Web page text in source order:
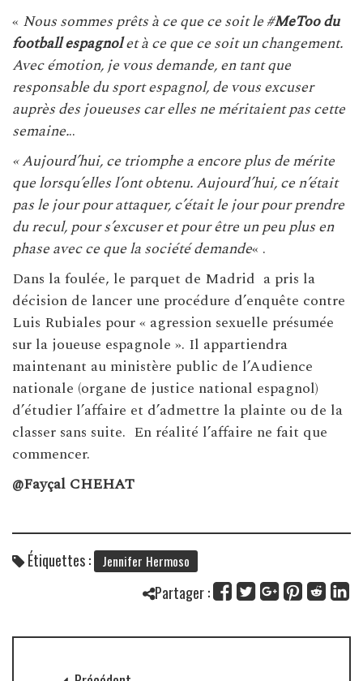
« Nous sommes prêts à ce que ce soit le #MeToo du
football espagnolet à ce que ce soit un changement.
Avec émotion, je vous demande, en tant que
responsable du sport espagnol, de vous excuser
auprès des joueuses car elles ne méritaient pas cette
semaine...
« Aujourd’hui, ce triomphe a encore plus de mérite
que lorsqu’elles l’ont obtenu. Aujourd’hui, ce n’était
pas le jour pour attaquer, c’était le jour pour prendre
du recul, pour s’excuser et pour être un peu plus en
phase avec ce que la société demande« .
Dans la foulée, le parquet de Madrid a pris la
décision de lancer une procédure d’enquête contre
Luis Rubiales pour « agression sexuelle présumée
sur la joueuse espagnole ». Il appartiendra
maintenant au ministère public de l’Audience
nationale (organe de justice national espagnol)
d’étudier l’affaire et d’admettre la plainte ou de la
classer sans suite. En réalité l’affaire ne fait que
commencer.
@Fayçal CHEHAT
Étiquettes : Jennifer Hermoso
Partager :